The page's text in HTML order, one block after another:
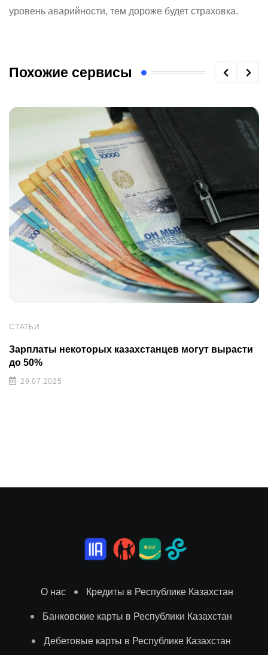
уровень аварийности, тем дороже будет страховка.
Похожие сервисы
СТАТЬИ
Зарплаты некоторых казахстанцев могут вырасти
до 50%
29.07.2025
О нас Кредиты в Республике Казахстан
Банковские карты в Республики Казахстан
Дебетовые карты в Республике Казахстан